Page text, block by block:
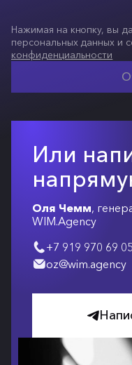
Нажимая на кнопку, вы
персональных данных и
конфиденциальности
Или
Оля Чемм,
WIM.Agency
+7 919 970 69 05
oz@wim.agency